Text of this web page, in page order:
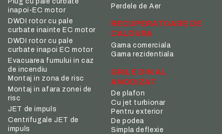
inapoi-EC motor
DWDI rotor cu pale
curbate inainte EC motor
DWDI rotor cu pale
curbate inapoi EC motor
Evacuarea fumului in caz
de incendiu
Montaj in zona de risc
Montaj in afara zonei de
risc
JET de impuls
Centrifugale JET de
impuls
Perdele de Aer
RECUPERATOARE DE
CALDURA
Gama comerciala
Gama rezidentiala
GRILE DIN AL
ANODIZAT
De plafon
Cu jet turbionar
Pentru exterior
De podea
Simpla deflexie